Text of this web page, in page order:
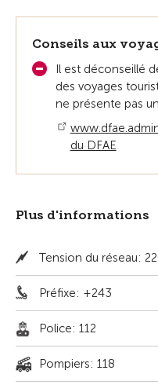
Conseils aux
Il est déconseillé
des voyages
ne présente pas
du DFAE
Plus d'informations
Tension du réseau:
Préfixe: +243
Police: 112
Pompiers: 118